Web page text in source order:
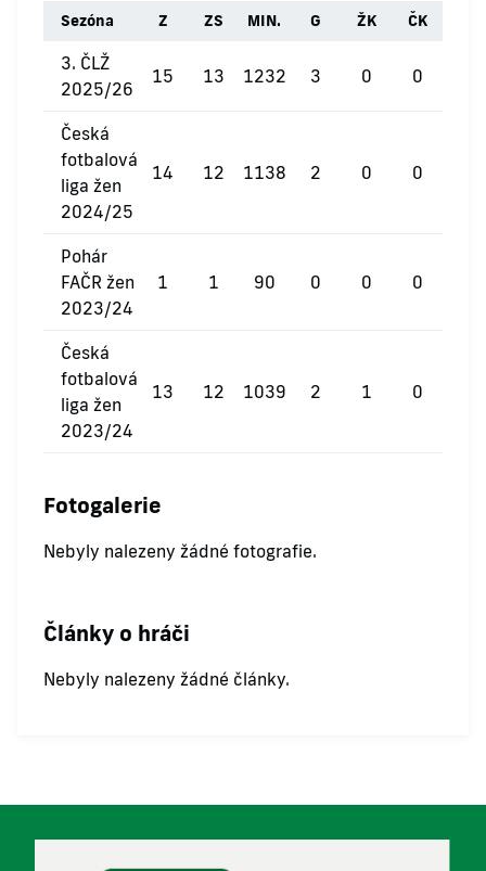
Sezóna Z ZS MIN. G ŽK ČK
3. ČLŽ
2025/26
15 13 1232 3 0 0
Česká
fotbalová
liga žen
2024/25
14 12 1138 2 0 0
Pohár
FAČR žen
2023/24
1 1 90 0 0 0
Česká
fotbalová
liga žen
2023/24
13 12 1039 2 1 0
Fotogalerie
Nebyly nalezeny žádné fotografie.
Články o hráči
Nebyly nalezeny žádné články.